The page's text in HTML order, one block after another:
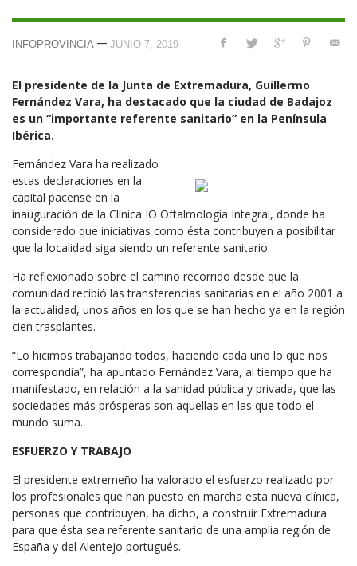
INFOPROVINCIA — JUNIO 7, 2019
El presidente de la Junta de Extremadura, Guillermo
Fernández Vara, ha destacado que la ciudad de Badajoz
es un “importante referente sanitario” en la Península
Ibérica.
Fernández Vara ha realizado
estas declaraciones en la
capital pacense en la
inauguración de la Clínica IO Oftalmología Integral, donde ha
considerado que iniciativas como ésta contribuyen a posibilitar
que la localidad siga siendo un referente sanitario.
Ha reflexionado sobre el camino recorrido desde que la
comunidad recibió las transferencias sanitarias en el año 2001 a
la actualidad, unos años en los que se han hecho ya en la región
cien trasplantes.
“Lo hicimos trabajando todos, haciendo cada uno lo que nos
correspondía”, ha apuntado Fernández Vara, al tiempo que ha
manifestado, en relación a la sanidad pública y privada, que las
sociedades más prósperas son aquellas en las que todo el
mundo suma.
ESFUERZO Y TRABAJO
El presidente extremeño ha valorado el esfuerzo realizado por
los profesionales que han puesto en marcha esta nueva clínica,
personas que contribuyen, ha dicho, a construir Extremadura
para que ésta sea referente sanitario de una amplia región de
España y del Alentejo portugués.